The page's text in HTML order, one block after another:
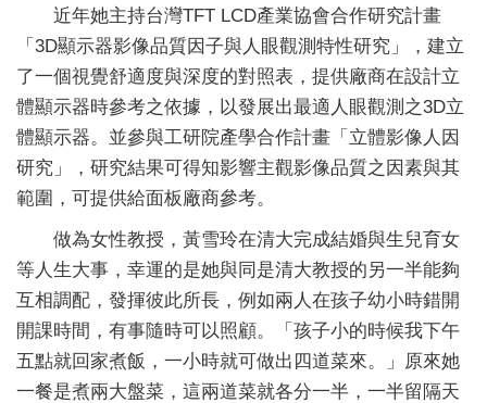
近年她主持台灣TFT LCD產業協會合作研究計畫
「3D顯示器影像品質因子與人眼觀測特性研究」，建立
了一個視覺舒適度與深度的對照表，提供廠商在設計立
體顯示器時參考之依據，以發展出最適人眼觀測之3D立
體顯示器。並參與工研院產學合作計畫「立體影像人因
研究」，研究結果可得知影響主觀影像品質之因素與其
範圍，可提供給面板廠商參考。
做為女性教授，黃雪玲在清大完成結婚與生兒育女
等人生大事，幸運的是她與同是清大教授的另一半能夠
互相調配，發揮彼此所長，例如兩人在孩子幼小時錯開
開課時間，有事隨時可以照顧。「孩子小的時候我下午
五點就回家煮飯，一小時就可做出四道菜來。」原來她
一餐是煮兩大盤菜，這兩道菜就各分一半，一半留隔天